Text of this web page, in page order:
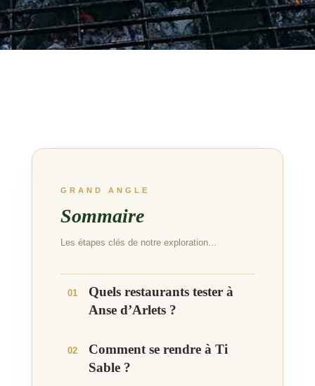
GRAND ANGLE
Sommaire
Les étapes clés de notre exploration...
01
Quels restaurants tester à
Anse d’Arlets ?
02
Comment se rendre à Ti
Sable ?